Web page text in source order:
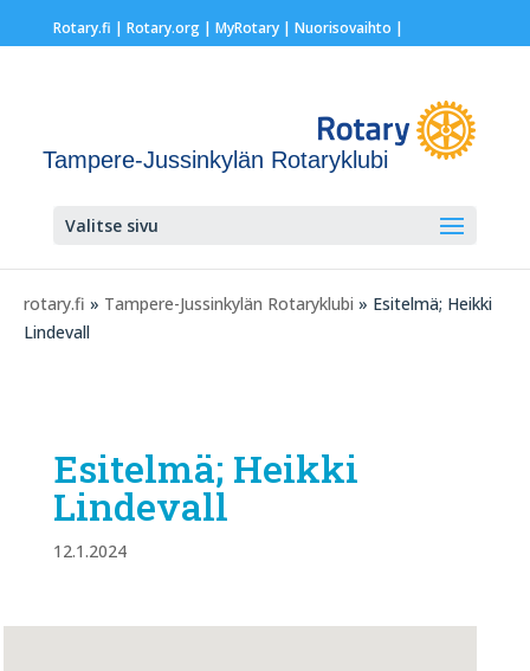
Rotary.fi | Rotary.org| MyRotary | Nuorisovaihto |
Tampere-Jussinkylän Rotaryklubi
Valitse sivu
rotary.fi » Tampere-Jussinkylän Rotaryklubi » Esitelmä; Heikki
Lindevall
Esitelmä; Heikki
Lindevall
12.1.2024